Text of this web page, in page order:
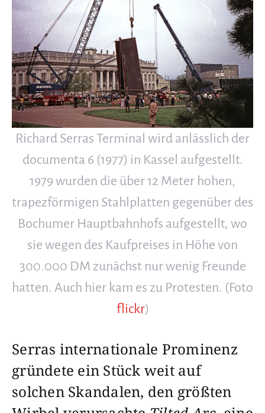
Richard Serras Terminal wird anlässlich der
documenta 6 (1977) in Kassel aufgestellt.
1979 wurden die über 12 Meter hohen,
trapezförmigen Stahlplatten gegenüber des
Bochumer Hauptbahnhofs aufgestellt, wo
sie wegen des Kaufpreises in Höhe von
300.000 DM zunächst nur wenig Freunde
hatten. Auch hier kam es zu Protesten. (Foto
flickr)
Serras internationale Prominenz
gründete ein Stück weit auf
solchen Skandalen, den größten